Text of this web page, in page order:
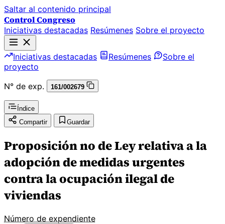
Saltar al contenido principal
Control Congreso
Iniciativas destacadas Resúmenes Sobre el proyecto
Iniciativas destacadas Resúmenes
Sobre el
proyecto
N° de exp.
161/002679
Índice
Compartir
Guardar
Proposición no de Ley relativa a la
adopción de medidas urgentes
contra la ocupación ilegal de
viviendas
Número de expendiente